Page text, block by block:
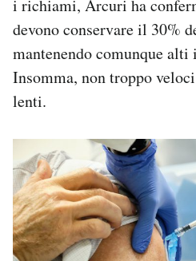
i richiami, Arcuri ha
devono conservare il 30%
mantenendo comunque
Insomma, non troppo
lenti.